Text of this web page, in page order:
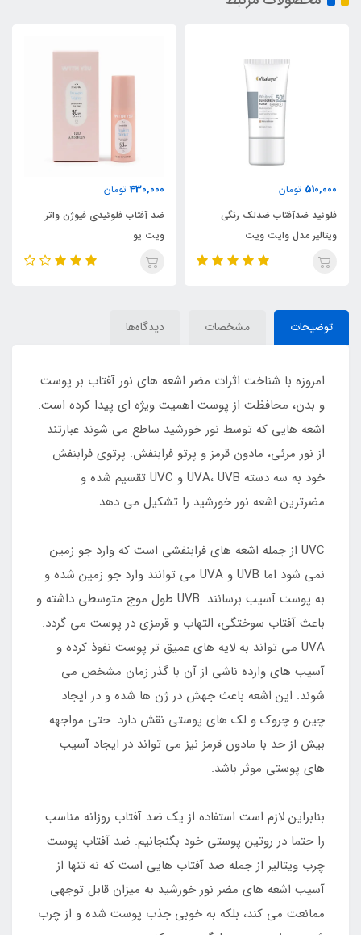
510,000 تومان
فلوئید ضدآفتاب ضدلک رنگی
ویتالیر مدل وایت ویت
430,000 تومان
ضد آفتاب فلوئیدی فیوژن واتر
ویت یو
توضیحات مشخصات دیدگاه‌ها
امروزه با شناخت اثرات مضر اشعه های نور آفتاب بر پوست
و بدن، محافظت از پوست اهمیت ویژه ای پیدا کرده است.
اشعه هایی که توسط نور خورشید ساطع می شوند عبارتند
از نور مرئی، مادون قرمز و پرتو فرابنفش. پرتوی فرابنفش
خود به سه دسته UVA، UVB و UVC تقسیم شده و
مضرترین اشعه نور خورشید را تشکیل می دهد.
UVC از جمله اشعه های فرابنفشی است که وارد جو زمین
نمی شود اما UVB و UVA می توانند وارد جو زمین شده و
به پوست آسیب برسانند. UVB طول موج متوسطی داشته و
باعث آفتاب سوختگی، التهاب و قرمزی در پوست می گردد.
UVA می تواند به لایه های عمیق تر پوست نفوذ کرده و
آسیب های وارده ناشی از آن با گذر زمان مشخص می
شوند. این اشعه باعث جهش در ژن ها شده و در ایجاد
چین و چروک و لک های پوستی نقش دارد. حتی مواجهه
بیش از حد با مادون قرمز نیز می تواند در ایجاد آسیب
های پوستی موثر باشد.
بنابراین لازم است استفاده از یک ضد آفتاب روزانه مناسب
را حتما در روتین پوستی خود بگنجانیم. ضد آفتاب پوست
چرب ویتالیر از جمله ضد آفتاب هایی است که نه تنها از
آسیب اشعه های مضر نور خورشید به میزان قابل توجهی
ممانعت می کند، بلکه به خوبی جذب پوست شده و از چرب